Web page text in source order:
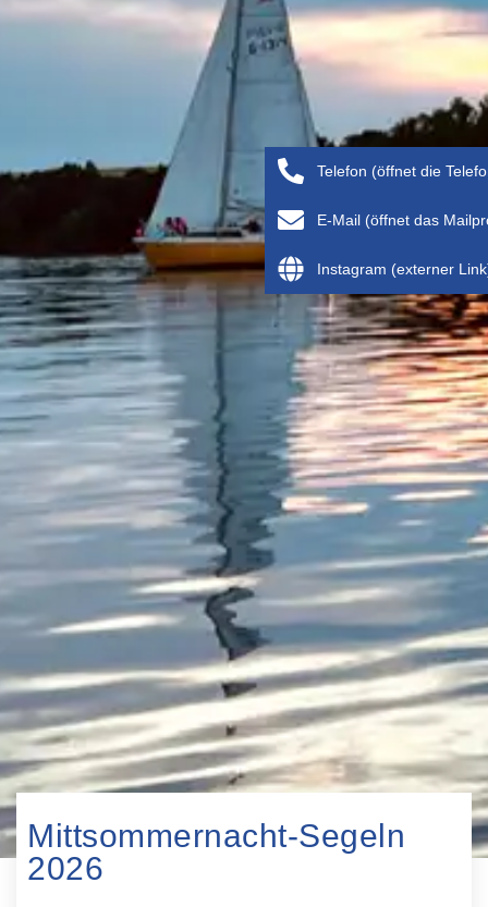
Mittsommernacht-Segeln
2026
Telefon (öffnet die
E-Mail (öffnet das
Instagram (externer